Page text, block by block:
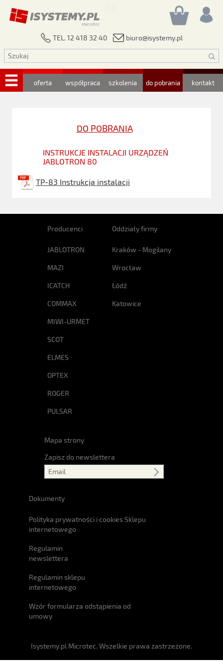
TEL. 12 418 32 40 biuro@isystemy.pl
oferta współpraca szkolenia do pobrania kontakt
DO POBRANIA
INSTRUKCJE INSTALACJI URZĄDZEŃ
JABLOTRON 80
TP-83 Instrukcja instalacji
Producenci
JABLOTRON
MAZI
ICATCH
COMMAX
MIWI-URMET
SCOT
ELMES
OPTEX
ROGER
PULSAR
Oddziały firmy
Kraków - Mogilany
Wrocław
Łódź
Katowice
Mapa strony
Zapisz do newslettera
Dokumenty
Polityka prywatności i cookies Sklepu
internetowego
Regulamin
newslettera
Regulamin sklepu
internetowego
Wzór formularza odstąpienia od
umowy
Isystemy.pl Microtec. Wszelkie prawa zastrzeżone.